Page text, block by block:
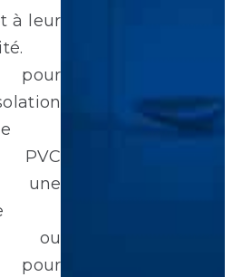
à leur
pour
PVC
ou
pour